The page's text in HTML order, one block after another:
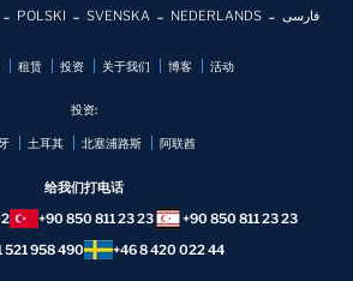
POLSKI SVENSKA NEDERLANDS فارسی
租赁 投资 关于我们 博客 活动
投资:
土耳其 北塞浦路斯 阿联酋
给我们打电话
+90 850 811 23 23
+90 850 811 23 23
521 958 490
+46 8 420 022 44